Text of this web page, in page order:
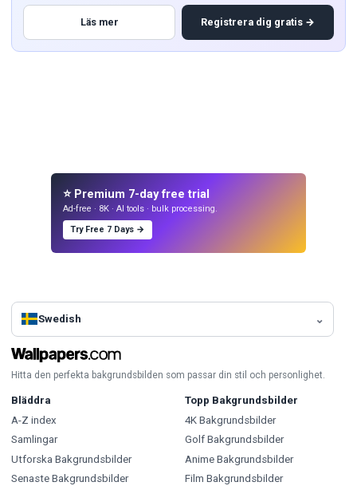
Läs mer Registrera dig gratis →
⭐ Premium 7-day free trial
Ad-free · 8K · AI tools · bulk processing.
Try Free 7 Days →
Swedish
Hitta den perfekta bakgrundsbilden som passar din stil och personlighet.
Bläddra
A-Z index
Samlingar
Utforska Bakgrundsbilder
Senaste Bakgrundsbilder
Topp Bakgrundsbilder
4K Bakgrundsbilder
Golf Bakgrundsbilder
Anime Bakgrundsbilder
Film Bakgrundsbilder